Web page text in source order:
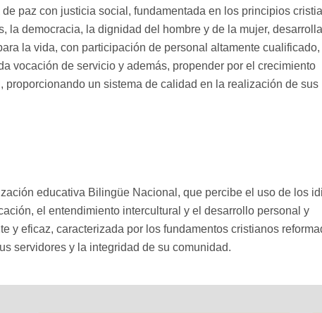
paz con justicia social, fundamentada en los principios
la democracia, la dignidad del hombre y de la mujer,
la vida, con participación de personal altamente cualificado,
vocación de servicio y además, propender por el crecimiento
un sistema de calidad en la realización de sus
educativa Bilingüe Nacional, que percibe el uso de los
el entendimiento intercultural y el desarrollo personal y
y eficaz, caracterizada por los fundamentos cristianos
servidores y la integridad de su comunidad.